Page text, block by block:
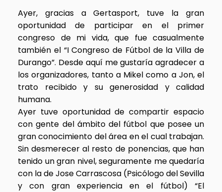
Ayer, gracias a Gertasport, tuve la gran
oportunidad de participar en el primer
congreso de mi vida, que fue casualmente
también el “I Congreso de Fútbol de la Villa de
Durango”. Desde aquí me gustaría agradecer a
los organizadores, tanto a Mikel como a Jon, el
trato recibido y su generosidad y calidad
humana.
Ayer tuve oportunidad de compartir espacio
con gente del ámbito del fútbol que posee un
gran conocimiento del área en el cual trabajan.
Sin desmerecer al resto de ponencias, que han
tenido un gran nivel, seguramente me quedaría
con la de Jose Carrascosa (Psicólogo del Sevilla
y con gran experiencia en el fútbol) “El